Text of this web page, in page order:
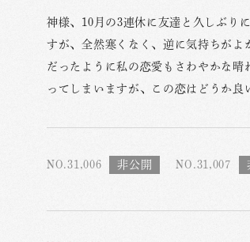
神様、10月の3連休に友達と久しぶり
すが、全然寒くなく、逆に気持ちが
だったように私の恋愛もさわやかな
ってしまいますが、この恋はどうか良
NO.31,006 NO.31,007